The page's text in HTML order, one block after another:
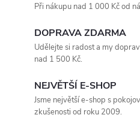
Při nákupu nad 1 000 Kč od
DOPRAVA ZDARMA
Udělejte si radost a my
nad 1 500 Kč.
NEJVĚTŠÍ E-SHOP
Jsme největší e-shop s
zkušenosti od roku 2009.